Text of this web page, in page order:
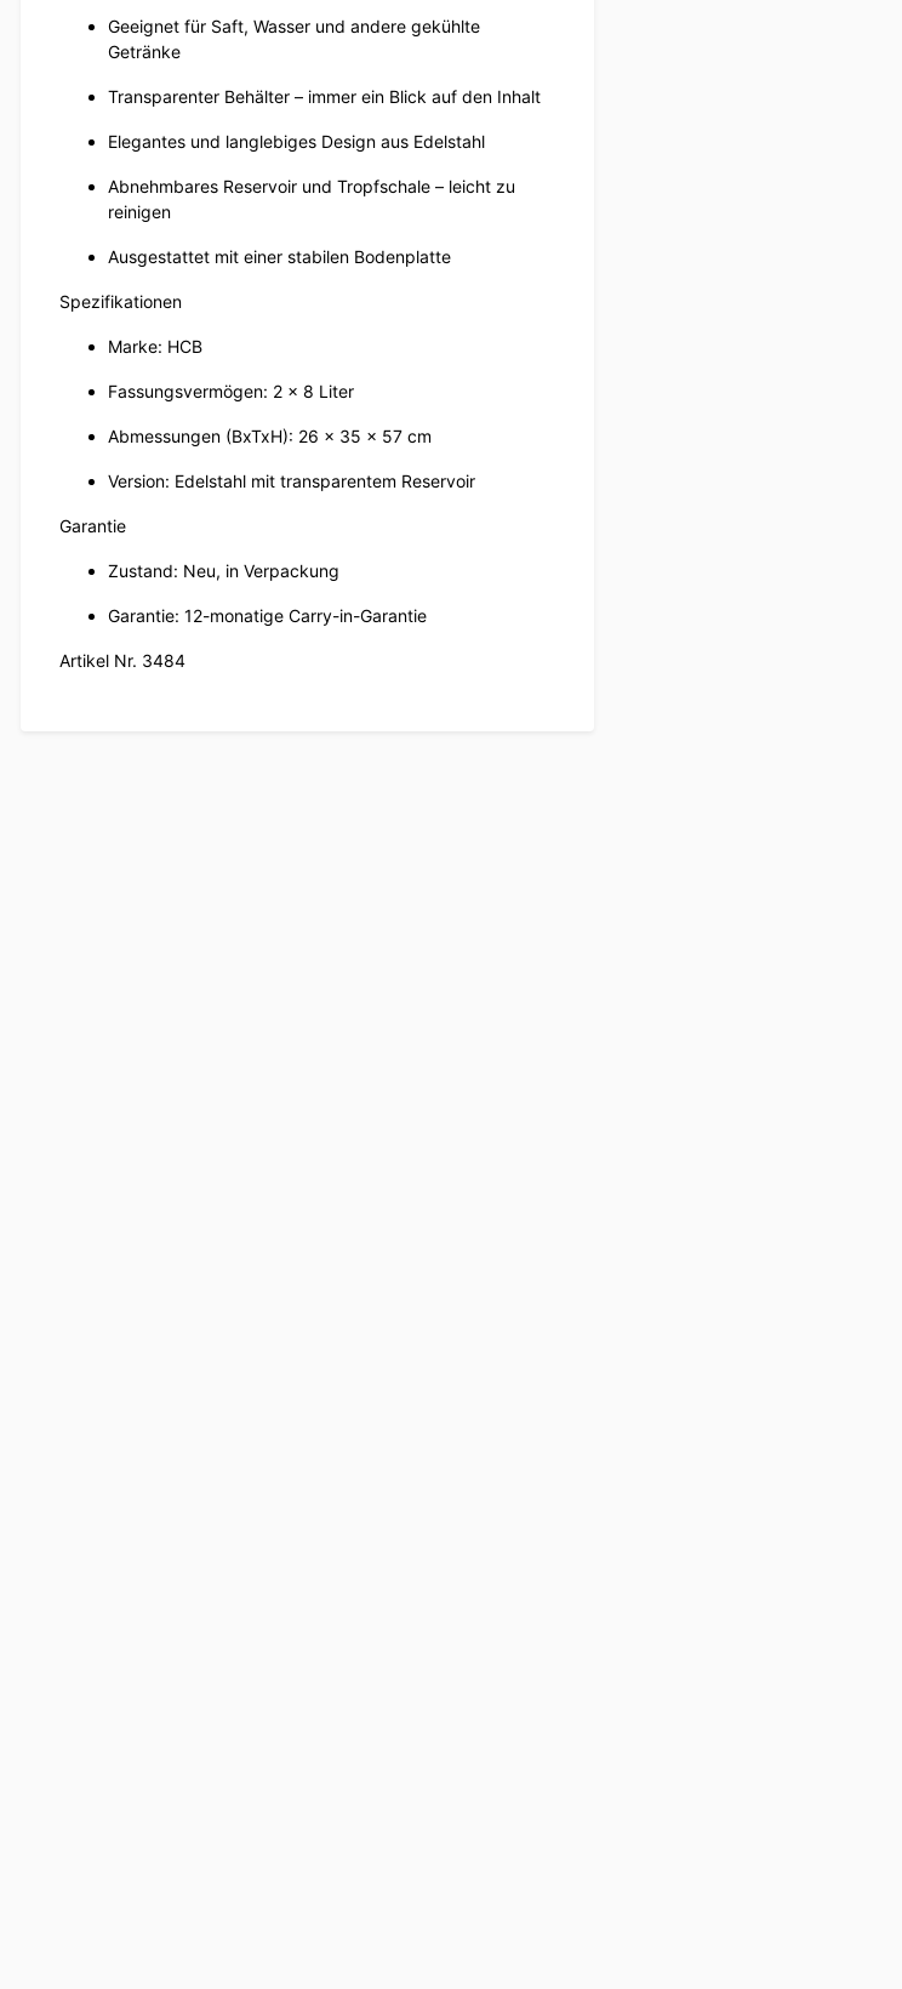
Geeignet für Saft, Wasser und andere gekühlte
Getränke
Transparenter Behälter – immer ein Blick auf den Inhalt
Elegantes und langlebiges Design aus Edelstahl
Abnehmbares Reservoir und Tropfschale – leicht zu
reinigen
Ausgestattet mit einer stabilen Bodenplatte
Spezifikationen
Marke: HCB
Fassungsvermögen: 2 x 8 Liter
Abmessungen (BxTxH): 26 x 35 x 57 cm
Version: Edelstahl mit transparentem Reservoir
Garantie
Zustand: Neu, in Verpackung
Garantie: 12-monatige Carry-in-Garantie
Artikel Nr. 3484